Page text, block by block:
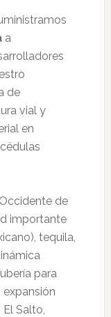
a
de
vial y
en
de
importante
tequila,
para
Salto,